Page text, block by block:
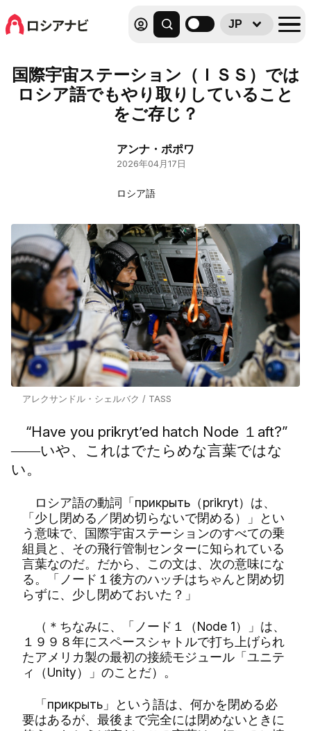
JP
国際宇宙ステーション（ＩＳＳ）では
ロシア語でもやり取りしていること
をご存じ？
アンナ・ポポワ
2026年04月17日
ロシア語
アレクサンドル・シェルバク / TASS
“Have you prikryt’ed hatch Node １aft?”
――いや、これはでたらめな言葉ではな
い。
ロシア語の動詞「прикрыть（prikryt）は、
「少し閉める／閉め切らないで閉める）」とい
う意味で、国際宇宙ステーションのすべての乗
組員と、その飛行管制センターに知られている
言葉なのだ。だから、この文は、次の意味にな
る。「ノード１後方のハッチはちゃんと閉め切
らずに、少し閉めておいた？」
（＊ちなみに、「ノード１（Node 1）」は、
１９９８年にスペースシャトルで打ち上げられ
たアメリカ製の最初の接続モジュール「ユニテ
ィ（Unity）」のことだ）。
「прикрыть」という語は、何かを閉める必
要はあるが、最後まで完全には閉めないときに